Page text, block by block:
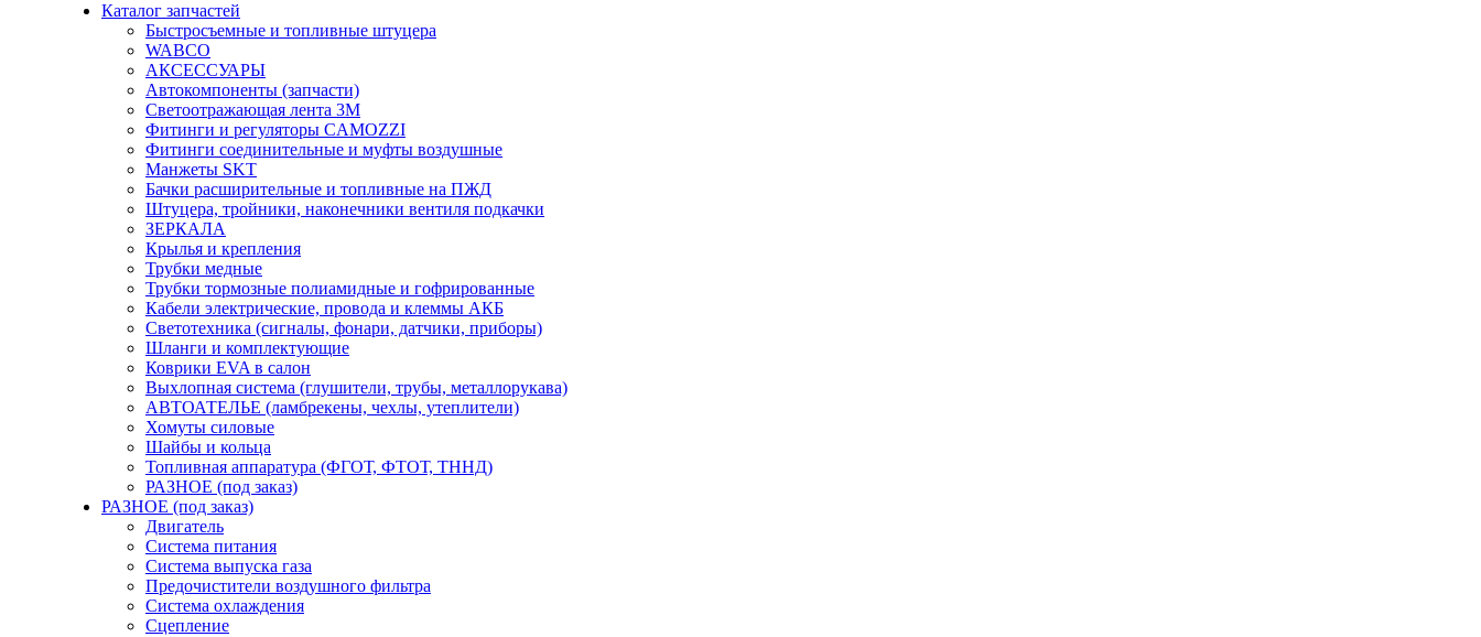
Каталог запчастей
Быстросъемные и топливные штуцера
WABCO
АКСЕССУАРЫ
Автокомпоненты (запчасти)
Светоотражающая лента 3М
Фитинги и регуляторы CAMOZZI
Фитинги соединительные и муфты воздушные
Манжеты SKT
Бачки расширительные и топливные на ПЖД
Штуцера, тройники, наконечники вентиля подкачки
ЗЕРКАЛА
Крылья и крепления
Трубки медные
Трубки тормозные полиамидные и гофрированные
Кабели электрические, провода и клеммы АКБ
Светотехника (сигналы, фонари, датчики, приборы)
Шланги и комплектующие
Коврики EVA в салон
Выхлопная система (глушители, трубы, металлорукава)
АВТОАТЕЛЬЕ (ламбрекены, чехлы, утеплители)
Хомуты силовые
Шайбы и кольца
Топливная аппаратура (ФГОТ, ФТОТ, ТННД)
РАЗНОЕ (под заказ)
РАЗНОЕ (под заказ)
Двигатель
Система питания
Система выпуска газа
Предочистители воздушного фильтра
Система охлаждения
Сцепление